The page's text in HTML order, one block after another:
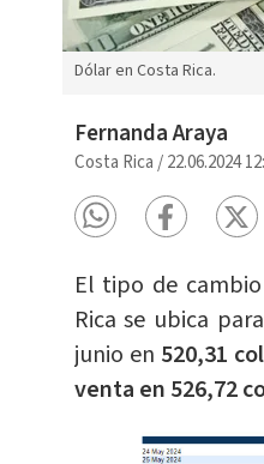
Dólar en Costa Rica.
Fernanda Araya
Costa Rica /22.06.2024
El tipo de
Rica se ubica
junio en 520,31
venta en 526,72